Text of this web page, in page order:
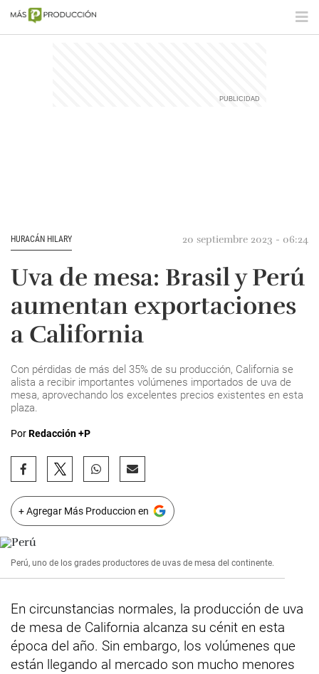
HURACÁN HILARY 20 septiembre 2023 - 06:24
Uva de mesa: Brasil y Perú
aumentan exportaciones
a California
Con pérdidas de más del 35% de su producción, California se
alista a recibir importantes volúmenes importados de uva de
mesa, aprovechando los excelentes precios existentes en esta
plaza.
PorRedacción +P
+ Agregar Más Produccion en
Perú, uno de los grades productores de uvas de mesa del continente.
En circunstancias normales, la producción de uva
de mesa de California alcanza su cénit en esta
época del año. Sin embargo, los volúmenes que
están llegando al mercado son mucho menores